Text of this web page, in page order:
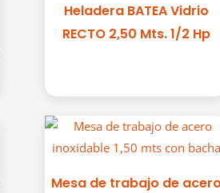
Heladera BATEA Vidrio
RECTO 2,50 Mts. 1/2 Hp
Mesa de trabajo de